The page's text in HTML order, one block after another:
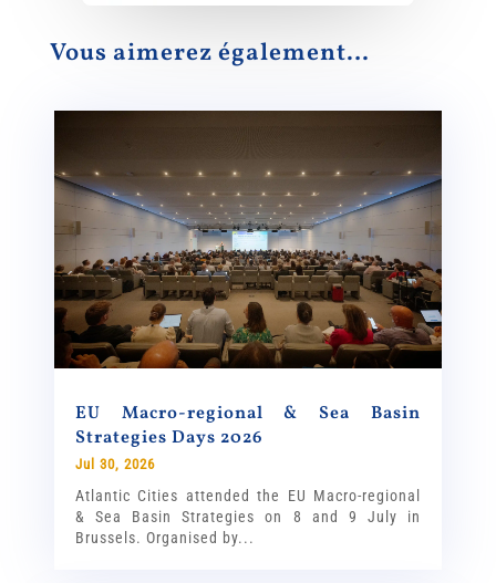
Vous aimerez également…
EU Macro-regional & Sea Basin
Strategies Days 2026
Jul 30, 2026
Atlantic Cities attended the EU Macro-regional
& Sea Basin Strategies on 8 and 9 July in
Brussels. Organised by...